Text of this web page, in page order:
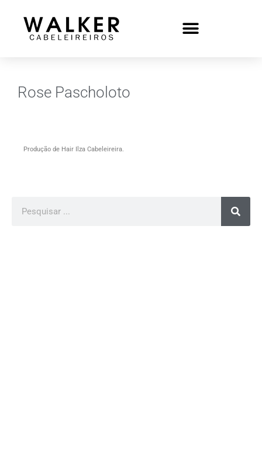
Rose Pascholoto
Produção de Hair Ilza Cabeleireira.